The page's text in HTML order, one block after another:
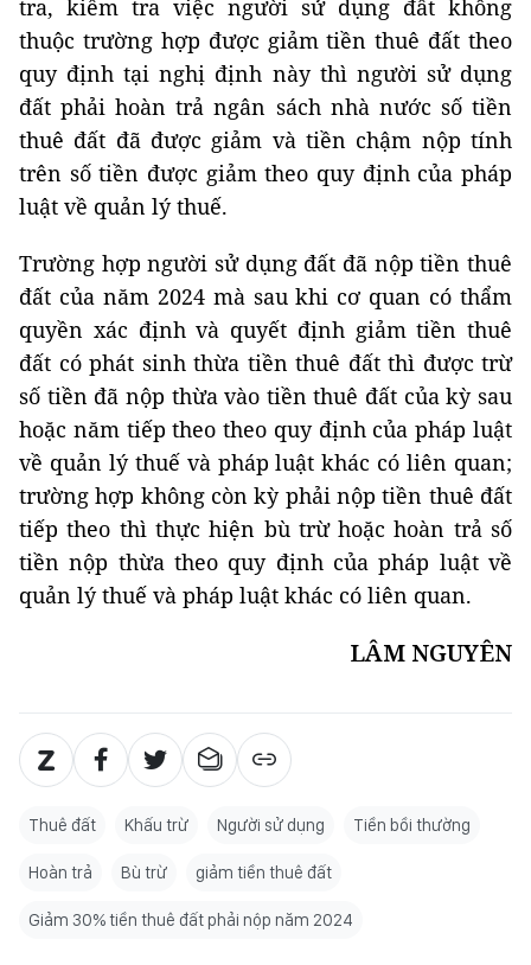
tra, kiểm tra việc người sử dụng đất không
thuộc trường hợp được giảm tiền thuê đất theo
quy định tại nghị định này thì người sử dụng
đất phải hoàn trả ngân sách nhà nước số tiền
thuê đất đã được giảm và tiền chậm nộp tính
trên số tiền được giảm theo quy định của pháp
luật về quản lý thuế.
Trường hợp người sử dụng đất đã nộp tiền thuê
đất của năm 2024 mà sau khi cơ quan có thẩm
quyền xác định và quyết định giảm tiền thuê
đất có phát sinh thừa tiền thuê đất thì được trừ
số tiền đã nộp thừa vào tiền thuê đất của kỳ sau
hoặc năm tiếp theo theo quy định của pháp luật
về quản lý thuế và pháp luật khác có liên quan;
trường hợp không còn kỳ phải nộp tiền thuê đất
tiếp theo thì thực hiện bù trừ hoặc hoàn trả số
tiền nộp thừa theo quy định của pháp luật về
quản lý thuế và pháp luật khác có liên quan.
LÂM NGUYÊN
Thuê đất Khấu trừ Người sử dụng Tiền bồi thường
Hoàn trả Bù trừ giảm tiền thuê đất
Giảm 30% tiền thuê đất phải nộp năm 2024